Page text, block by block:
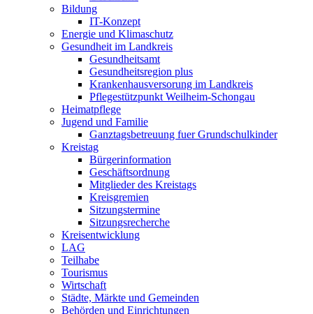
Bildung
IT-Konzept
Energie und Klimaschutz
Gesundheit im Landkreis
Gesundheitsamt
Gesundheitsregion plus
Krankenhausversorung im Landkreis
Pflegestützpunkt Weilheim-Schongau
Heimatpflege
Jugend und Familie
Ganztagsbetreuung fuer Grundschulkinder
Kreistag
Bürgerinformation
Geschäftsordnung
Mitglieder des Kreistags
Kreisgremien
Sitzungstermine
Sitzungsrecherche
Kreisentwicklung
LAG
Teilhabe
Tourismus
Wirtschaft
Städte, Märkte und Gemeinden
Behörden und Einrichtungen